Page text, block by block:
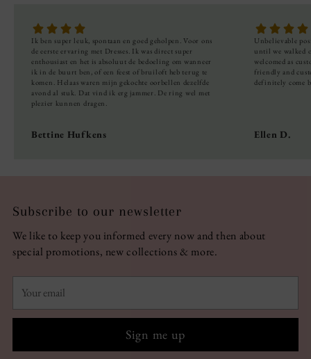
Ikben super leuk, spontaanengoed geholpen.Voor ons
deeersteervaring met Dresses. Ik wasdirect super
enthousiast en het is absoluutde bedoeling om wanneer
ik inde buurt ben,of een feest ofbruiloft heb terug te
komen. Helaas waren mijngekochte oorbellen dezelfde
avond al stuk. Dat vind ik erg jammer. De ring wel met
plezier kunnen dragen.
Bettine Hufkens
Unbelievable
until we walked
welcomed as
friendly and
definitely come
Ellen D.
Subscribe to our newsletter
We like to keep you informed every now and then about
special promotions, new collections & more.
Sign me up